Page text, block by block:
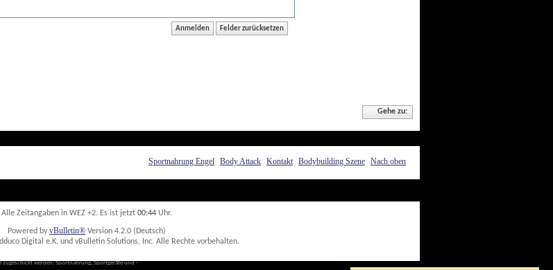
Gehe zu:
Sportnahrung Engel Body Attack Kontakt Bodybuilding Szene Nach oben
Alle Zeitangaben in WEZ +2. Es ist jetzt 00:44 Uhr.
Powered byvBulletin® Version 4.2.0 (Deutsch)
Digital e.K. und vBulletin Solutions, Inc. Alle Rechte vorbehalten.
werden: Sportnahrung, Sportgeräte und -